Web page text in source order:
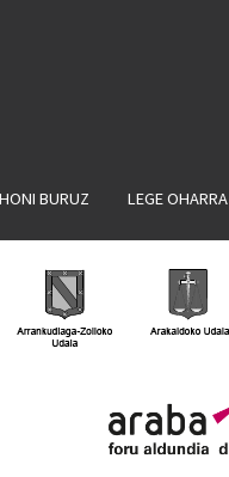
HONI BURUZ LEGE OHARRA